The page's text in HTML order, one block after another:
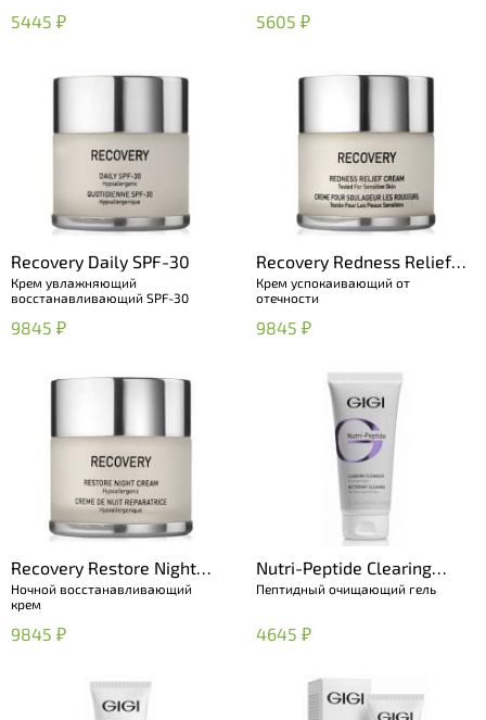
5445 ₽ 5605 ₽
Recovery Daily SPF-30
Крем увлажняющий
восстанавливающий SPF-30
9845 ₽
Recovery Redness Relief
Cream
Крем успокаивающий от
отечности
9845 ₽
Recovery Restore Night
Cream
Ночной восстанавливающий
крем
9845 ₽
Nutri-Peptide Clearing
Cleanser
Пептидный очищающий гель
4645 ₽